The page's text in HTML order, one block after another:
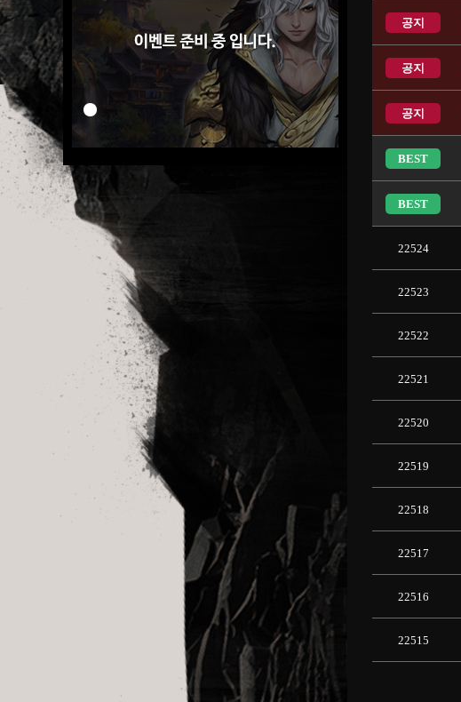
공지
공지
공지
BEST
BEST
22524
22523
22522
22521
22520
22519
22518
22517
22516
22515